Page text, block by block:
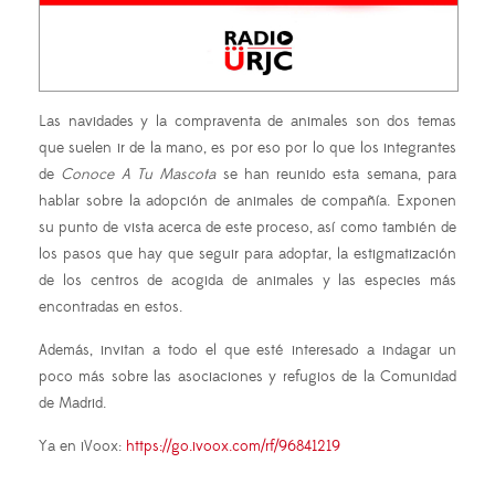
Las navidades y la compraventa de animales son dos temas
que suelen ir de la mano, es por eso por lo que los integrantes
de Conoce A Tu Mascotase han reunido esta semana, para
hablar sobre la adopción de animales de compañía. Exponen
su punto de vista acerca de este proceso, así como también de
los pasos que hay que seguir para adoptar, la estigmatización
de los centros de acogida de animales y las especies más
encontradas en estos.
Además, invitan a todo el que esté interesado a indagar un
poco más sobre las asociaciones y refugios de la Comunidad
de Madrid.
Ya en iVoox: https://go.ivoox.com/rf/96841219